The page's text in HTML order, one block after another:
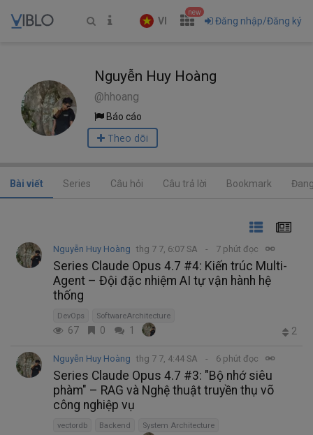
VI
new
Đăng nhập/Đăng ký
Nguyễn Huy Hoàng
@hhoang
Báo cáo
Theo dõi
Bài viết Series Câu hỏi Câu trả lời Bookmark
Nguyễn Huy Hoàng thg 7 7, 6:07 SA 7 phút đọc
Series Claude Opus 4.7 #4: Kiến trúc Multi-
Agent – Đội đặc nhiệm AI tự vận hành hệ
thống
DevOps SoftwareArchitecture
67 0 1 2
Nguyễn Huy Hoàng thg 7 7, 4:44 SA 6 phút đọc
Series Claude Opus 4.7 #3: "Bộ nhớ siêu
phàm" – RAG và Nghệ thuật truyền thụ võ
công nghiệp vụ
vectordb Backend System Architecture